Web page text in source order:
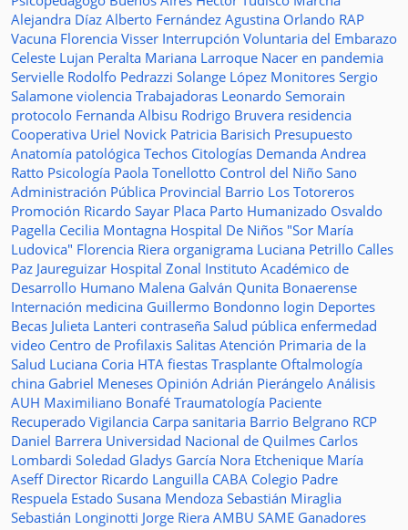
Alejandra Díaz Alberto Fernández Agustina Orlando RAP
Vacuna Florencia Visser Interrupción Voluntaria del Embarazo
Celeste Lujan Peralta Mariana Larroque Nacer en pandemia
Servielle Rodolfo Pedrazzi Solange López Monitores Sergio
Salamone violencia Trabajadoras Leonardo Semorain
protocolo Fernanda Albisu Rodrigo Bruvera residencia
Cooperativa Uriel Novick Patricia Barisich Presupuesto
Anatomía patológica Techos Citologías Demanda Andrea
Ratto Psicología Paola Tonellotto Control del Niño Sano
Administración Pública Provincial Barrio Los Totoreros
Promoción Ricardo Sayar Placa Parto Humanizado Osvaldo
Pagella Cecilia Montagna Hospital De Niños "Sor María
Ludovica" Florencia Riera organigrama Luciana Petrillo Calles
Paz Jaureguizar Hospital Zonal Instituto Académico de
Desarrollo Humano Malena Galván Qunita Bonaerense
Internación medicina Guillermo Bondonno login Deportes
Becas Julieta Lanteri contraseña Salud pública enfermedad
video Centro de Profilaxis Salitas Atención Primaria de la
Salud Luciana Coria HTA fiestas Trasplante Oftalmología
china Gabriel Meneses Opinión Adrián Pierángelo Análisis
AUH Maximiliano Bonafé Traumatología Paciente
Recuperado Vigilancia Carpa sanitaria Barrio Belgrano RCP
Daniel Barrera Universidad Nacional de Quilmes Carlos
Lombardi Soledad Gladys García Nora Etchenique María
Aseff Director Ricardo Languilla CABA Colegio Padre
Respuela Estado Susana Mendoza Sebastián Miraglia
Sebastián Longinotti Jorge Riera AMBU SAME Ganadores